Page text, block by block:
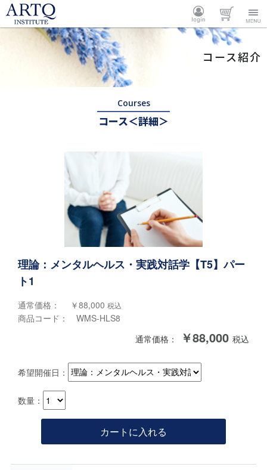
ARTQ
INSTITUTE
Menu
カート
ログイ
コース紹介
Courses
コース＜詳細＞
理論：メンタルヘルス・実践対話学【T5】パー
ト1
通常価格： ￥88,000税込
商品コード： WMS-HLS8
通常価格：
￥88,000 税込
希望開催日：
数量：
カートに入れる